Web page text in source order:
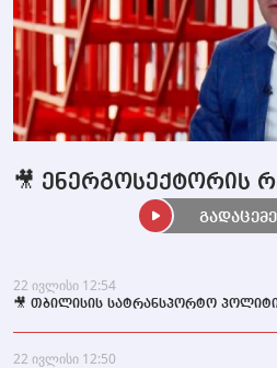
22 ივლისი 12:54
🎥 თბილისის სატრანსპორტო
22 ივლისი 12:50
🎥 ენერგოსექტორის